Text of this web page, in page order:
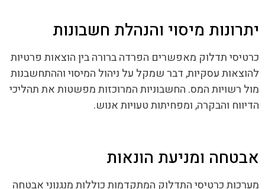
יתרונות מיסוי והנהלת חשבונות
כרטיסי תדלוק מאפשרים הפרדה ברורה בין הוצאות פרטיות
להוצאות עסקיות, דבר שמקל על ניהול המיסוי וההתחשבנות
מול רשויות המס. החשבוניות המרוכזות מפשטות את תהליכי
הדיווח והבקרה, ומפחיתות טעויות אנוש.
אבטחה ומניעת הונאות
מערכות כרטיסי התדלוק המתקדמות כוללות מנגנוני אבטחה